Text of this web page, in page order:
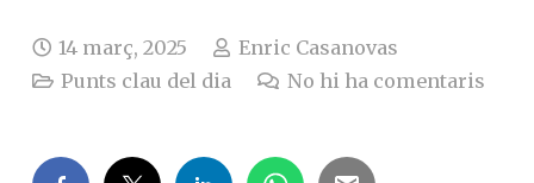
14 març, 2025
Enric Casanovas
Punts clau del dia
No hi ha comentaris